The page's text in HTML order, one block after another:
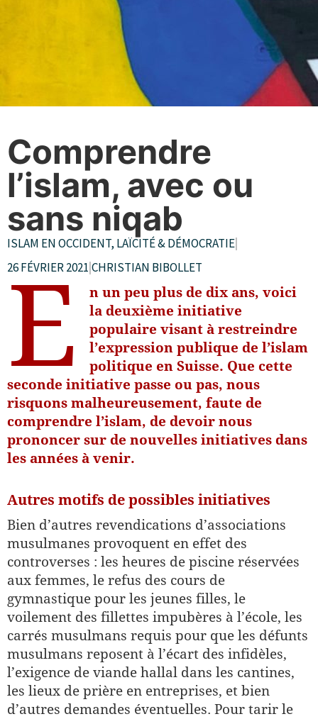
Comprendre
l’islam, avec ou
sans niqab
ISLAM EN OCCIDENT, LAÏCITÉ & DÉMOCRATIE
26 FÉVRIER 2021 CHRISTIAN BIBOLLET
E
n un peu plus de dix ans, voici
la deuxième initiative
populaire visant à restreindre
l’expression publique de l’islam
politique en Suisse. Que cette
seconde initiative passe ou pas, nous
risquons malheureusement, faute de
comprendre l’islam, de devoir nous
prononcer sur de nouvelles initiatives dans
les années à venir.
Autres motifs de possibles initiatives
Bien d’autres revendications d’associations
musulmanes provoquent en effet des
controverses : les heures de piscine réservées
aux femmes, le refus des cours de
gymnastique pour les jeunes filles, le
voilement des fillettes impubères à l’école, les
carrés musulmans requis pour que les défunts
musulmans reposent à l’écart des infidèles,
l’exigence de viande hallal dans les cantines,
les lieux de prière en entreprises, et bien
d’autres demandes éventuelles. Pour tarir le